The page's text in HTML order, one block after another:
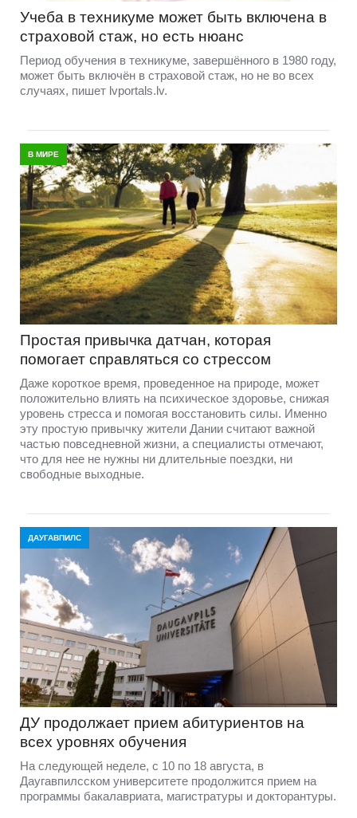
Учеба в техникуме может быть включена в
страховой стаж, но есть нюанс
Период обучения в техникуме, завершённого в 1980 году,
может быть включён в страховой стаж, но не во всех
случаях, пишет lvportals.lv.
В МИРЕ
Простая привычка датчан, которая
помогает справляться со стрессом
Даже короткое время, проведенное на природе, может
положительно влиять на психическое здоровье, снижая
уровень стресса и помогая восстановить силы. Именно
эту простую привычку жители Дании считают важной
частью повседневной жизни, а специалисты отмечают,
что для нее не нужны ни длительные поездки, ни
свободные выходные.
ДАУГАВПИЛС
ДУ продолжает прием абитуриентов на
всех уровнях обучения
На следующей неделе, с 10 по 18 августа, в
Даугавпилсском университете продолжится прием на
программы бакалавриата, магистратуры и докторантуры.